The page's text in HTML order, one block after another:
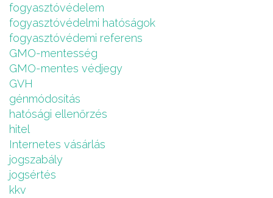
fogyasztóvédelem
fogyasztóvédelmi hatóságok
fogyasztóvédemi referens
GMO-mentesség
GMO-mentes védjegy
GVH
génmódosítás
hatósági ellenőrzés
hitel
Internetes vásárlás
jogszabály
jogsértés
kkv